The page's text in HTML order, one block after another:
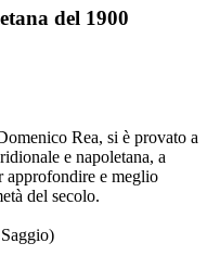
del 1900
Rea, si è provato a
e napoletana, a
approfondire e meglio
del secolo.